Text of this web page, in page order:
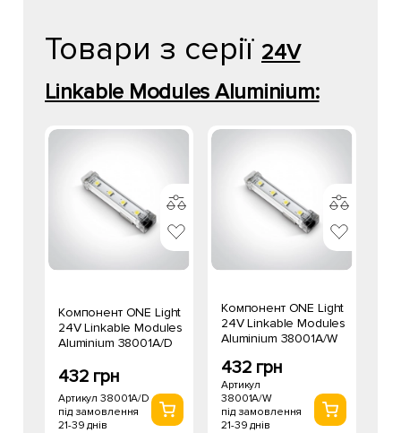
Товари з серії 24V
Linkable Modules Aluminium:
Компонент ONE Light
24V Linkable Modules
Aluminium 38001A/D
432 грн
Артикул 38001A/D
під замовлення
21-39 днів
Компонент ONE Light
24V Linkable Modules
Aluminium 38001A/W
432 грн
Артикул
38001A/W
під замовлення
21-39 днів